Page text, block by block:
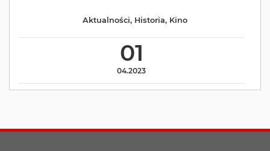
01
04.2023
Aktualności, Historia, Kino